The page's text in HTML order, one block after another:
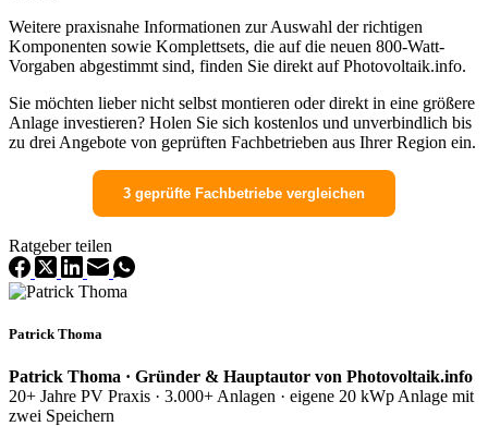
Weitere praxisnahe Informationen zur Auswahl der richtigen
Komponenten sowie Komplettsets, die auf die neuen 800-Watt-
Vorgaben abgestimmt sind, finden Sie direkt auf Photovoltaik.info.
Sie möchten lieber nicht selbst montieren oder direkt in eine größere
Anlage investieren? Holen Sie sich kostenlos und unverbindlich bis
zu drei Angebote von geprüften Fachbetrieben aus Ihrer Region ein.
3 geprüfte Fachbetriebe vergleichen
Ratgeber teilen
Patrick Thoma
Patrick Thoma · Gründer & Hauptautor von Photovoltaik.info
20+ Jahre PV Praxis · 3.000+ Anlagen · eigene 20 kWp Anlage mit
zwei Speichern